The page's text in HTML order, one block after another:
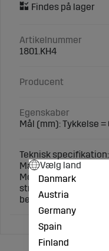
Artikelnummer
1801.KH4
Producent
Egenskaber
Mål (mm): Tykkelse =
Teknisk specifikation:
Mål (mm): Tykkelse = 4
strammes med
beskadiges.
Vælg land
Danmark
Austria
Germany
Spain
Finland